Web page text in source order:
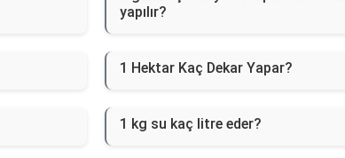
yapılır?
1 Hektar Kaç Dekar Yapar?
1 kg su kaç litre eder?